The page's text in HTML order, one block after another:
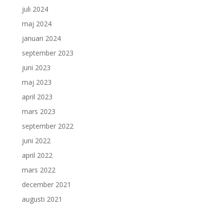
juli 2024
maj 2024
januari 2024
september 2023
juni 2023
maj 2023
april 2023
mars 2023
september 2022
juni 2022
april 2022
mars 2022
december 2021
augusti 2021